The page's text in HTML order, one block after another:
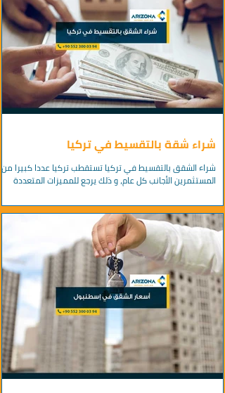
شراء شقة بالتقسيط في تركيا
شراء الشقق بالتقسيط في تركيا تستقطب تركيا عددا كبيرا من
المستثمرين الأجانب كل عام، و ذلك يرجع للمميزات المتعددة